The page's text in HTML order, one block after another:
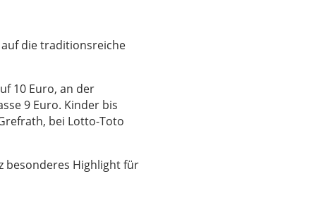
die traditionsreiche
10 Euro, an der
9 Euro. Kinder bis
bei Lotto-Toto
besonderes Highlight für